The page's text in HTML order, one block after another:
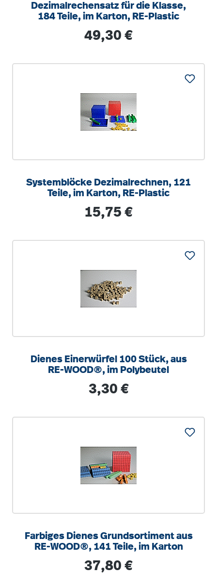
Dezimalrechensatz für die Klasse,
184 Teile, im Karton, RE-Plastic
Regulärer Preis:
49,30 €
Systemblöcke Dezimalrechnen, 121
Teile, im Karton, RE-Plastic
Regulärer Preis:
15,75 €
Dienes Einerwürfel 100 Stück, aus
RE-WOOD®, im Polybeutel
Regulärer Preis:
3,30 €
Farbiges Dienes Grundsortiment aus
RE-WOOD®, 141 Teile, im Karton
Regulärer Preis:
37,80 €